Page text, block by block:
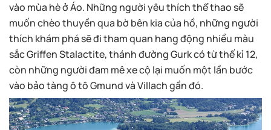
vào mùa hè ở Áo. Những người yêu thích thể thao sẽ
muốn chèo thuyền qua bờ bên kia của hồ, những người
thích khám phá sẽ đi tham quan hang động nhiều màu
sắc Griffen Stalactite, thánh đường Gurk có từ thế kỉ 12,
còn những người đam mê xe cộ lại muốn một lần bước
vào bảo tàng ô tô Gmund và Villach gần đó.